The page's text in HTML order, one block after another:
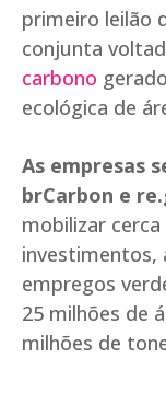
primeiro leilão
conjunta
carbono
ecológica de
As empresas
brCarbon e
mobilizar
investimentos,
empregos
25 milhões de
milhões de